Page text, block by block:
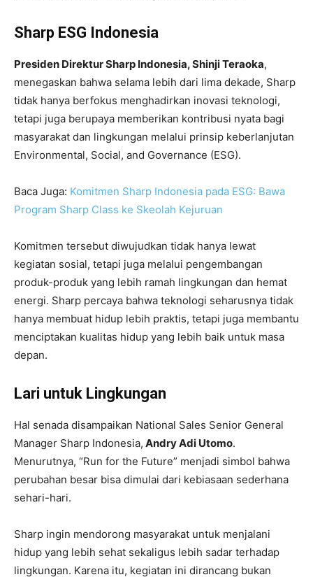
Sharp ESG Indonesia
Presiden Direktur Sharp Indonesia, Shinji Teraoka,
menegaskan bahwa selama lebih dari lima dekade, Sharp
tidak hanya berfokus menghadirkan inovasi teknologi,
tetapi juga berupaya memberikan kontribusi nyata bagi
masyarakat dan lingkungan melalui prinsip keberlanjutan
Environmental, Social, and Governance (ESG).
Baca Juga: Komitmen Sharp Indonesia pada ESG: Bawa
Program Sharp Class ke Skeolah Kejuruan
Komitmen tersebut diwujudkan tidak hanya lewat
kegiatan sosial, tetapi juga melalui pengembangan
produk-produk yang lebih ramah lingkungan dan hemat
energi. Sharp percaya bahwa teknologi seharusnya tidak
hanya membuat hidup lebih praktis, tetapi juga membantu
menciptakan kualitas hidup yang lebih baik untuk masa
depan.
Lari untuk Lingkungan
Hal senada disampaikan National Sales Senior General
Manager Sharp Indonesia, Andry Adi Utomo.
Menurutnya, “Run for the Future” menjadi simbol bahwa
perubahan besar bisa dimulai dari kebiasaan sederhana
sehari-hari.
Sharp ingin mendorong masyarakat untuk menjalani
hidup yang lebih sehat sekaligus lebih sadar terhadap
lingkungan. Karena itu, kegiatan ini dirancang bukan